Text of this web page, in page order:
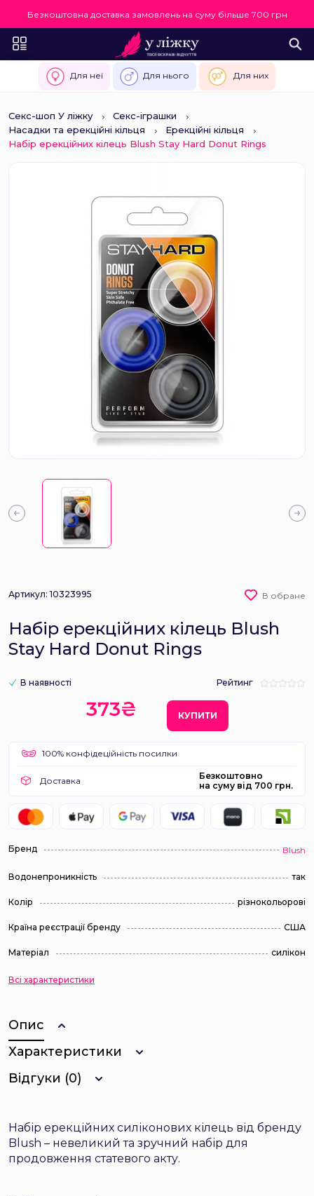
Безкоштовна доставка замовлень на суму більше 700 грн
Для неї Для нього Для них
Секс-шоп У ліжку
Секс-іграшки
Насадки та ерекційні кільця
Ерекційні кільця
Набір ерекційних кілець Blush Stay Hard Donut Rings
Артикул: 10323995 В обране
Набір ерекційних кілець Blush
Stay Hard Donut Rings
В наявності Рейтинг
373₴ КУПИТИ
100% конфідеційність посилки
Доставка
Безкоштовно
на суму від 700 грн.
Бренд Blush
Водонепроникність так
Колір різнокольорові
Країна реєстрації бренду США
Матеріал силікон
Всі характеристики
Опис
Характеристики
Відгуки (0)
Набір ерекційних силіконових кілець від бренду
Blush – невеликий та зручний набір для
продовження статевого акту.